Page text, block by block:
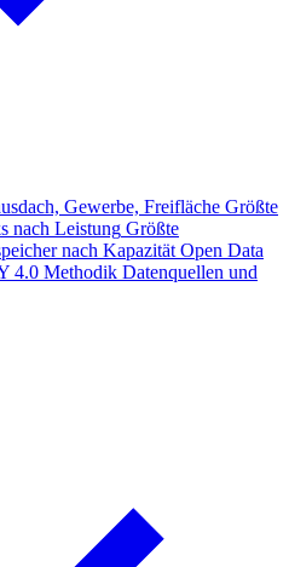
Gewerbe, Freifläche Größte
nach Leistung Größte
nach Kapazität Open Data
4.0 Methodik Datenquellen und